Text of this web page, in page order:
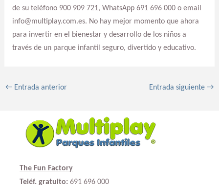
de su teléfono 900 909 721, WhatsApp 691 696 000 o email
info@multiplay.com.es. No hay mejor momento que ahora
para invertir en el bienestar y desarrollo de los niños a
través de un parque infantil seguro, divertido y educativo.
←Entrada anterior Entrada siguiente→
The Fun Factory
Teléf. gratuito: 691 696 000